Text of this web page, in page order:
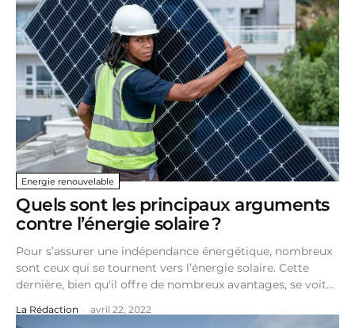
Energie renouvelable
Quels sont les principaux arguments
contre l’énergie solaire ?
Pour s’assurer une indépendance énergétique, nombreux
sont ceux qui se tournent vers l’énergie solaire. Cette
dernière, bien qu'il offre de nombreux avantages, se voit...
La Rédaction - avril 22, 2022